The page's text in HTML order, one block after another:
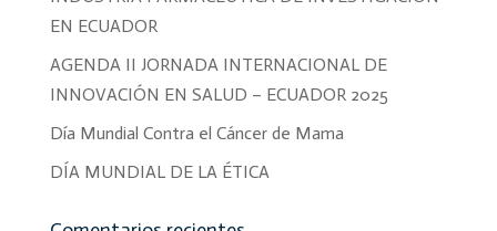
EN ECUADOR
AGENDA II JORNADA INTERNACIONAL DE
INNOVACIÓN EN SALUD – ECUADOR 2025
Día Mundial Contra el Cáncer de Mama
DÍA MUNDIAL DE LA ÉTICA